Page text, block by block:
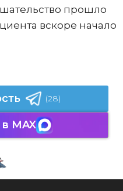
прошло
вскоре начало
(28)
MAX